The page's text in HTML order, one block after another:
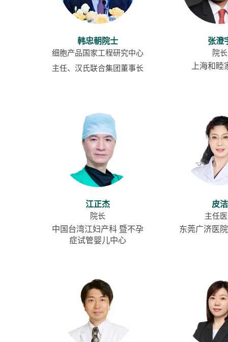
韩忠朝院士
细胞产品国家工程研究中心
主任、汉氏联合集团董事长
张澄
院长
上海和睦
江正杰
院长
中国台湾江妇产科 暨不孕
症试管婴儿中心
皮洁
主任
东莞广济医